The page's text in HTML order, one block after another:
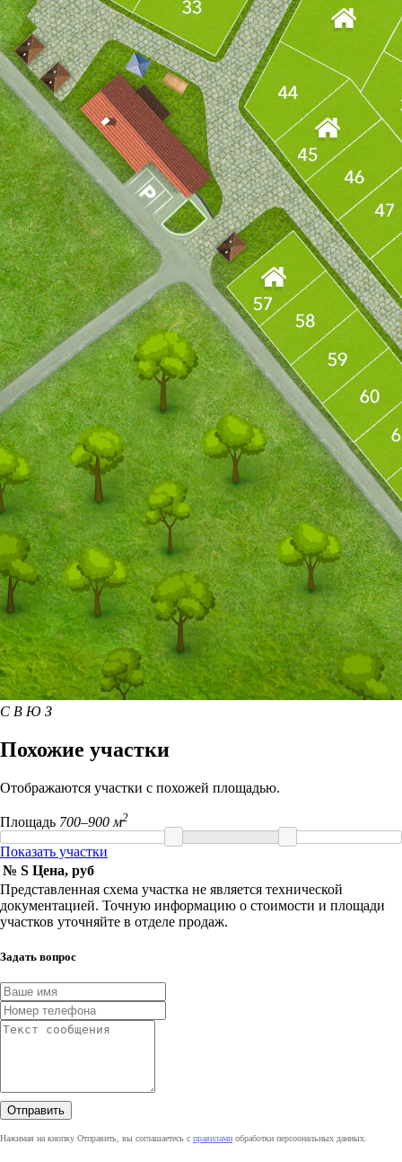
С В Ю З
Похожие участки
Отображаются участки с похожей площадью.
Площадь 700–900 м2
Показать участки
№ S Цена, руб
Представленная схема участка не является технической
документацией. Точную информацию о стоимости и площади
участков уточняйте в отделе продаж.
Задать вопрос
Нажимая на кнопку Отправить, вы соглашаетесь с правилами обработки персоональных данных.